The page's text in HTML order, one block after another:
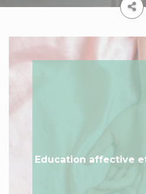
Education affective